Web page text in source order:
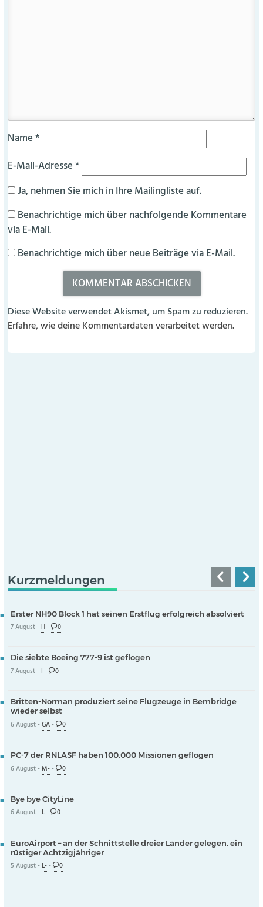
Name*
E-Mail-Adresse*
Ja, nehmen Sie mich in Ihre Mailingliste auf.
Benachrichtige mich über nachfolgende Kommentare
via E-Mail.
Benachrichtige mich über neue Beiträge via E-Mail.
Diese Website verwendet Akismet, um Spam zu reduzieren.
Erfahre, wie deine Kommentardaten verarbeitet werden.
Kurzmeldungen
Erster NH90 Block 1 hat seinen Erstflug erfolgreich absolviert
7 August -H- 0
Die siebte Boeing 777-9 ist geflogen
7 August - I - 0
Britten-Norman produziert seine Flugzeuge in Bembridge
wieder selbst
6 August -GA- 0
PC-7 der RNLASF haben 100.000 Missionen geflogen
6 August -M-- 0
Bye bye CityLine
6 August -L- 0
EuroAirport – an der Schnittstelle dreier Länder gelegen, ein
rüstiger Achtzigjähriger
5 August -L-- 0